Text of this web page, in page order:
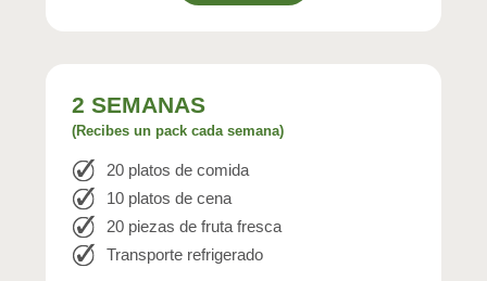
2 SEMANAS
(Recibes un pack cada semana)
20 platos de comida
10 platos de cena
20 piezas de fruta fresca
Transporte refrigerado